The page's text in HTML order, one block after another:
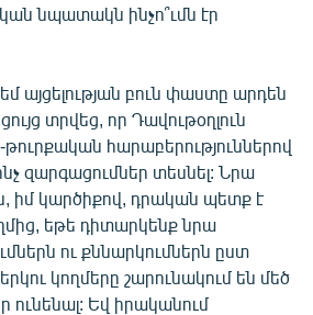
նպատակն ինչո՞ւմն էր
եմ այցելության բուն փաստը արդեն
տրվեց, որ Դավութօղլուն
հարաբերություններով
զարգացումներ տեսնել: Նրա
իմ կարծիքով, դրական պետք է
եթե դիտարկենք նրա
ու քննարկումներն ըստ
կողմերը շարունակում են մեծ
ունենալ: Եվ իրականում